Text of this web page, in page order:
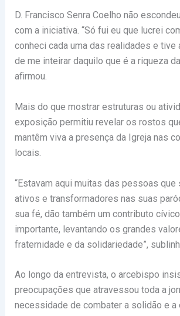
D. Francisco Senra Coelho não
com a iniciativa. “Só fui eu que lucrei
conheci cada uma das realidades e
de me inteirar daquilo que é a riqueza
afirmou.
Mais do que mostrar estruturas ou
exposição permitiu revelar os rostos
mantêm viva a presença da Igreja nas
locais.
“Estavam aqui muitas das pessoas
ativos e transformadores nas suas
sua fé, dão também um contributo
importante, levantando os grandes
fraternidade e da solidariedade”,
Ao longo da entrevista, o arcebispo
preocupações que atravessou toda a
necessidade de combater a solidão e a